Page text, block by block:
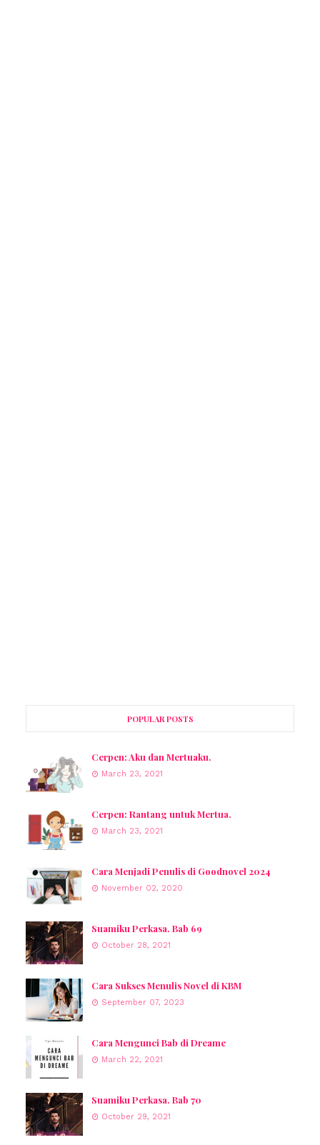
POPULAR POSTS
Cerpen: Aku dan Mertuaku.
March 23, 2021
Cerpen: Rantang untuk Mertua.
March 23, 2021
Cara Menjadi Penulis di Goodnovel 2024
November 02, 2020
Suamiku Perkasa. Bab 69
October 28, 2021
Cara Sukses Menulis Novel di KBM
September 07, 2023
Cara Mengunci Bab di Dreame
March 22, 2021
Suamiku Perkasa. Bab 70
October 29, 2021